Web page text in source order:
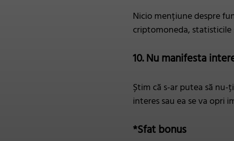
Nicio mențiune despre
criptomoneda,
10. Nu manifesta
Știm că s-ar putea să
interes sau ea se va opri
*Sfat bonus